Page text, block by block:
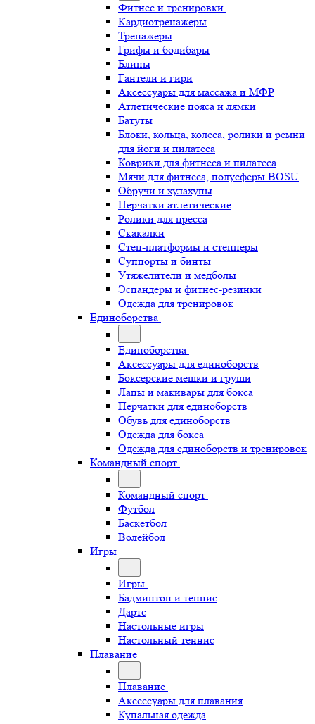
Фитнес и тренировки
Кардиотренажеры
Тренажеры
Грифы и бодибары
Блины
Гантели и гири
Аксессуары для массажа и МФР
Атлетические пояса и лямки
Батуты
Блоки, кольца, колёса, ролики и ремни
для йоги и пилатеса
Коврики для фитнеса и пилатеса
Мячи для фитнеса, полусферы BOSU
Обручи и хулахупы
Перчатки атлетические
Ролики для пресса
Скакалки
Степ-платформы и степперы
Суппорты и бинты
Утяжелители и медболы
Эспандеры и фитнес-резинки
Одежда для тренировок
Единоборства
Единоборства
Аксессуары для единоборств
Боксерские мешки и груши
Лапы и макивары для бокса
Перчатки для единоборств
Обувь для единоборств
Одежда для бокса
Одежда для единоборств и тренировок
Командный спорт
Командный спорт
Футбол
Баскетбол
Волейбол
Игры
Игры
Бадминтон и теннис
Дартс
Настольные игры
Настольный теннис
Плавание
Плавание
Аксессуары для плавания
Купальная одежда